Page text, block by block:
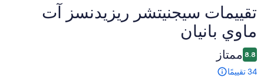
التقييمات تقييمات ⁦سيجنيتشر ريزيدنسز آت
ماوي بانيان⁩
8.8 ممتاز
34 تقييمًا